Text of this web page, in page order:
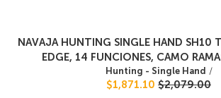
NAVAJA HUNTING SINGLE HAND SH10
EDGE, 14 FUNCIONES, CAMO
Hunting - Single Hand /
$1,871.10 $2,079.00